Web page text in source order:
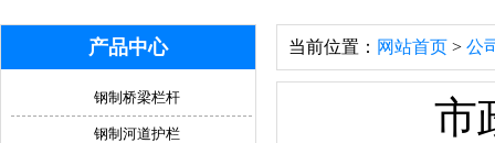
当前位置： 网站首页 > 公
市
产品中心
钢制桥梁栏杆
钢制河道护栏